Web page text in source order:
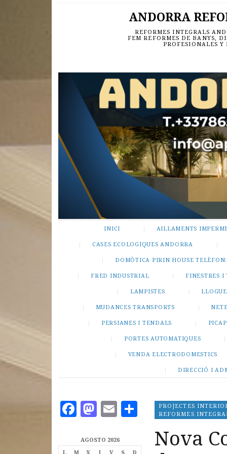
ANDORRA
REFORMES INTEGRALS
FEM REFORMES DE BANYS,
PROFESIONALES
INICI AILLAMENTS
CASES ECOLOGIQUES ANDORRA
DOMÒTICA PIRIN HOUSE
FRED INDUSTRIAL FINESTRES I
LAMPISTES
MUDANCES TRANSPORTS
PERSIANES I TENDALS
PORTES AUTOMATIQUES
VENDA ELECTRODOMESTICS
DIRECCIÓ I
F
c
M
to
E
ai m
AGOSTO 2026
L
M X J V S
D
PROJECTES
REFORMES
Nova